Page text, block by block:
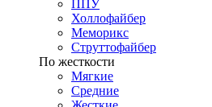
ППУ
Холлофайбер
Меморикс
Струттофайбер
По жесткости
Мягкие
Средние